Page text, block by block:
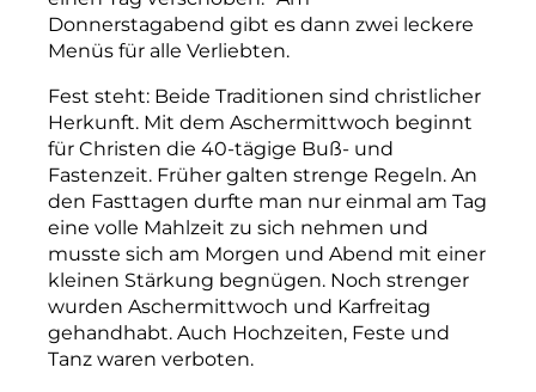
Donnerstagabend gibt es dann zwei leckere
Menüs für alle Verliebten.
Fest steht: Beide Traditionen sind christlicher
Herkunft. Mit dem Aschermittwoch beginnt
für Christen die 40-tägige Buß- und
Fastenzeit. Früher galten strenge Regeln. An
den Fasttagen durfte man nur einmal am Tag
eine volle Mahlzeit zu sich nehmen und
musste sich am Morgen und Abend mit einer
kleinen Stärkung begnügen. Noch strenger
wurden Aschermittwoch und Karfreitag
gehandhabt. Auch Hochzeiten, Feste und
Tanz waren verboten.